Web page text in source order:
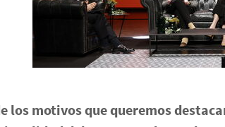
los motivos que queremos